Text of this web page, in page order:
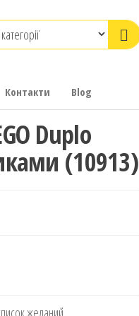
Контакти Blog
Duplo
(10913)
желаний